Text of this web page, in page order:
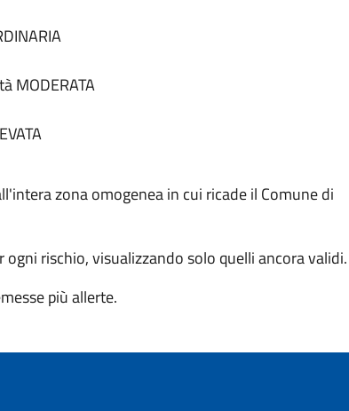
MODERATA
zona omogenea in cui ricade il Comune di
rischio, visualizzando solo quelli ancora validi.
più allerte.